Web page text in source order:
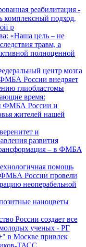
реабилитация -
комплексный подход,
р
«Наша цель – не
травм, а
полноценной
центр мозга
России внедряет
глиобластомы
время:
ФМБА России и
жителей нашей
и
развития
– в ФМБА
помощь
России провели
неоперабельной
наноцветы
России создает все
ученых - РГ
в Москве привлек
ТАСС